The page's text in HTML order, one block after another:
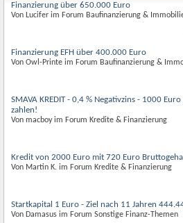
Finanzierung über 650.000 Euro
Von Lucifer im Forum Baufinanzierung &
Finanzierung EFH über 400.000 Euro
Von Owl-Printe im Forum Baufinanzierung &
SMAVA KREDIT - 0,4 % Negativzins - 1000
zahlen!
Von macboy im Forum Kredite & Finanzierung
Kredit von 2000 Euro mit 720 Euro
Von Martin K. im Forum Kredite & Finanzierung
Startkapital 1 Euro - Ziel nach 11 Jahren
Von Damasus im Forum Sonstige Finanz-Themen